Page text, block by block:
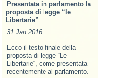
Presentata in parlamento la
proposta di legge “le
Libertarie”
31 Jan 2016
Ecco il testo finale della
proposta di legge “Le
Libertarie“, come presentata
recentemente al parlamento.